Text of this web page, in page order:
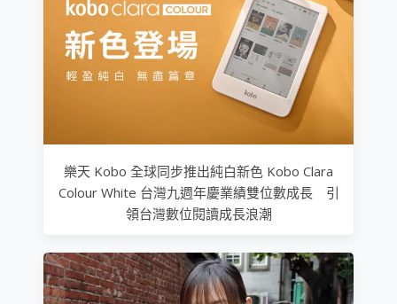
樂天 Kobo 全球同步推出純白新色 Kobo Clara
Colour White 台灣九週年慶業績雙位數成長 引
領台灣數位閱讀成長浪潮